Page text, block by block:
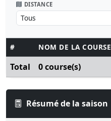
DISTANCE
# NOM DE LA COURSE
Total 0 course(s)
Résumé de la saison